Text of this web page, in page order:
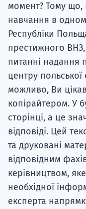
момент? Тому що,
навчання в
Республіки
престижного
питанні надання
центру польської
можливо, Ви
копірайтером. У
сторінці, а це
відповіді. Цей
та друковані
відповідним
керівництвом,
необхідної
експерта